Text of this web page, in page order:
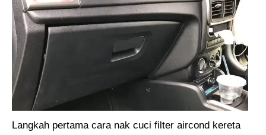
Langkah pertama cara nak cuci filter aircond kereta